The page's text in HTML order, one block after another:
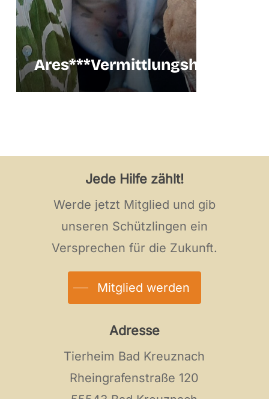
Ares***Vermittlungshilfe
Jede Hilfe zählt!
Werde jetzt Mitglied und gib
unseren Schützlingen ein
Versprechen für die Zukunft.
Mitglied werden
Adresse
Tierheim Bad Kreuznach
Rheingrafenstraße 120